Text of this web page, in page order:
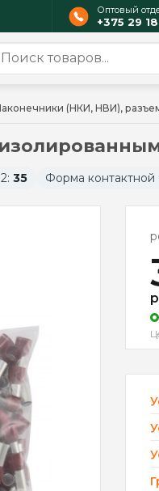
Оптовый
+375 29
35 Форма контактной